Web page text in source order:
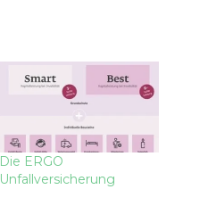
Die ERGO
Unfallversicherung